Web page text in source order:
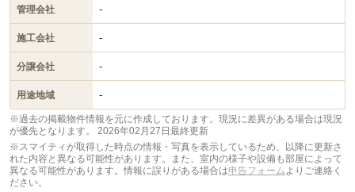
管理会社 -
施工会社 -
分譲会社 -
用途地域 -
※過去の掲載物件情報を元に作成しております。現況に差異がある場合は現況
が優先となります。 2026年02月27日最終更新
※スマイティが取得した時点の情報・写真を表示しているため、以降に更新さ
れた内容と異なる可能性があります。また、室内の様子や設備も部屋によって
異なる可能性があります。情報に誤りがある場合は申告フォームよりご連絡く
ださい。